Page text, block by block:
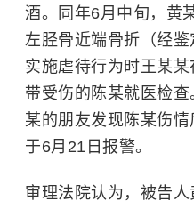
酒。同年6月中旬，黄
左胫骨近端骨折（经
实施虐待行为时王某
带受伤的陈某就医检
某的朋友发现陈某伤
于6月21日报警。
审理法院认为，被告